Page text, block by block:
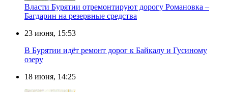
Власти Бурятии отремонтируют дорогу Романовка –
Багдарин на резервные средства
23 июня, 15:53
В Бурятии идёт ремонт дорог к Байкалу и Гусиному
озеру
18 июня, 14:25